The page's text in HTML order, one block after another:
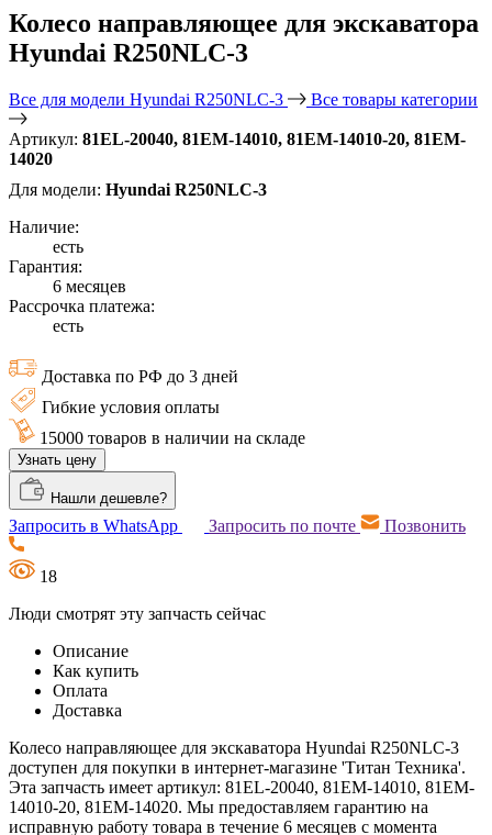
Колесо направляющее для экскаватора
Hyundai R250NLC-3
Все для модели Hyundai R250NLC-3 Все товары категории
Артикул: 81EL-20040, 81EM-14010, 81EM-14010-20, 81EM-
14020
Для модели: Hyundai R250NLC-3
Наличие:
есть
Гарантия:
6 месяцев
Рассрочка платежа:
есть
Доставка по РФ до 3 дней
Гибкие условия оплаты
15000 товаров в наличии на складе
Узнать цену
Нашли дешевле?
Запросить в WhatsApp Запросить по почте Позвонить
18
Люди смотрят эту запчасть сейчас
Описание
Как купить
Оплата
Доставка
Колесо направляющее для экскаватора Hyundai R250NLC-3
доступен для покупки в интернет-магазине 'Титан Техника'.
Эта запчасть имеет артикул: 81EL-20040, 81EM-14010, 81EM-
14010-20, 81EM-14020. Мы предоставляем гарантию на
исправную работу товара в течение 6 месяцев с момента